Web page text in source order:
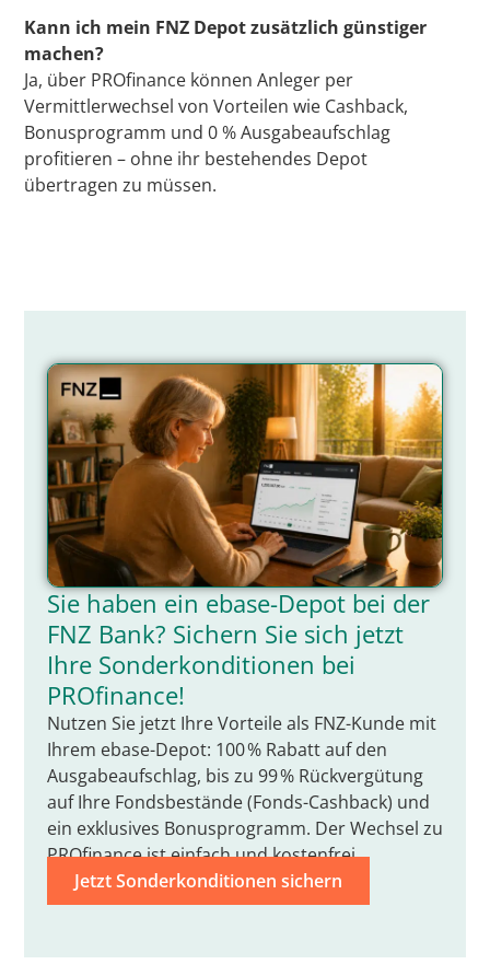
Kann ich mein FNZ Depot zusätzlich günstiger
machen?
Ja, über PROfinance können Anleger per
Vermittlerwechsel von Vorteilen wie Cashback,
Bonusprogramm und 0 % Ausgabeaufschlag
profitieren – ohne ihr bestehendes Depot
übertragen zu müssen.
Sie haben ein ebase-Depot bei der
FNZ Bank? Sichern Sie sich jetzt
Ihre Sonderkonditionen bei
PROfinance!
Nutzen Sie jetzt Ihre Vorteile als FNZ-Kunde mit
Ihrem ebase-Depot: 100 % Rabatt auf den
Ausgabeaufschlag, bis zu 99 % Rückvergütung
auf Ihre Fondsbestände (Fonds-Cashback) und
ein exklusives Bonusprogramm. Der Wechsel zu
PROfinance ist einfach und kostenfrei.
Jetzt Sonderkonditionen sichern